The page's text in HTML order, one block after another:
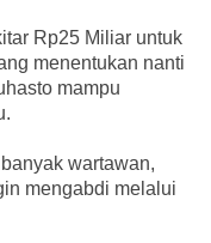
Rp25 Miliar untuk
menentukan nanti
mampu
wartawan,
mengabdi melalui